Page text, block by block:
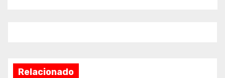
Relacionado